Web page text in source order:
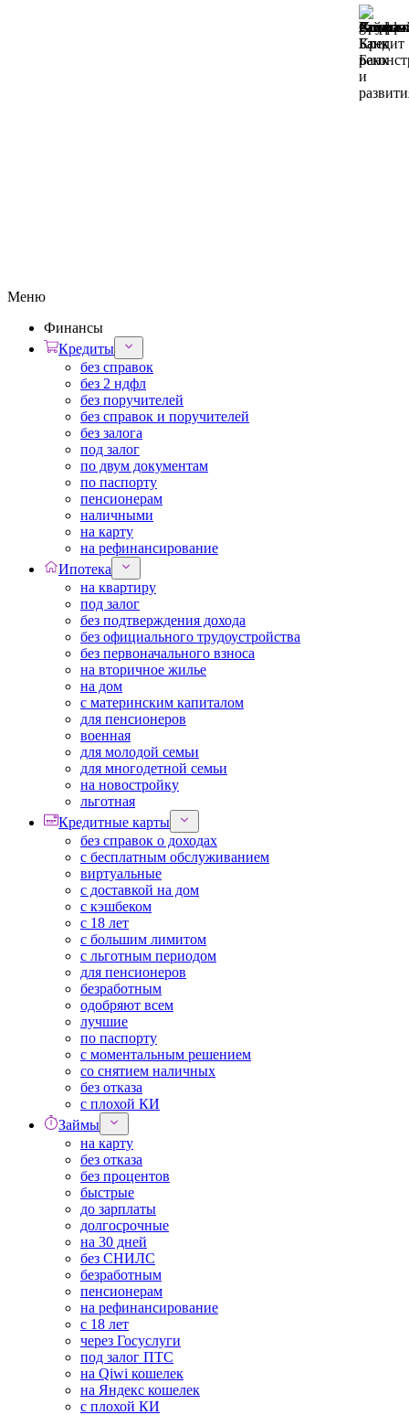
Меню
Финансы
Кредиты
без справок
без 2 ндфл
без поручителей
без справок и поручителей
без залога
под залог
по двум документам
по паспорту
пенсионерам
наличными
на карту
на рефинансирование
Ипотека
на квартиру
под залог
без подтверждения дохода
без официального трудоустройства
без первоначального взноса
на вторичное жилье
на дом
с материнским капиталом
для пенсионеров
военная
для молодой семьи
для многодетной семьи
на новостройку
льготная
Кредитные карты
без справок о доходах
с бесплатным обслуживанием
виртуальные
с доставкой на дом
с кэшбеком
с 18 лет
с большим лимитом
с льготным периодом
для пенсионеров
безработным
одобряют всем
лучшие
по паспорту
с моментальным решением
со снятием наличных
без отказа
с плохой КИ
Займы
на карту
без отказа
без процентов
быстрые
до зарплаты
долгосрочные
на 30 дней
без СНИЛС
безработным
пенсионерам
на рефинансирование
с 18 лет
через Госуслуги
под залог ПТС
на Qiwi кошелек
на Яндекс кошелек
с плохой КИ